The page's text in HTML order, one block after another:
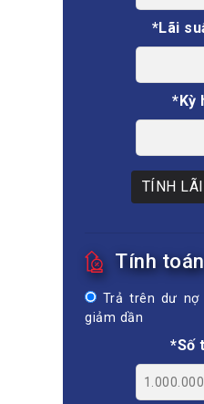
*Lãi
*Kỳ
TÍNH
Tính
Trả trên dư nợ
giảm dần
*Số